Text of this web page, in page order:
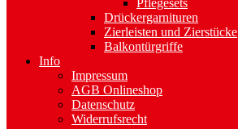
Drückergarnituren
Zierleisten und Zierstücke
Balkontürgriffe
Info
Impressum
AGB Onlineshop
Datenschutz
Widerrufsrecht